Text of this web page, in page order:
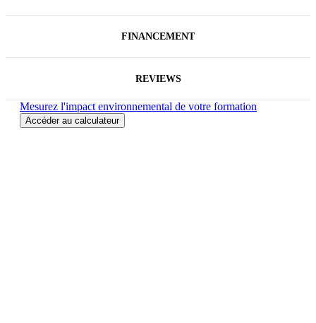
FINANCEMENT
REVIEWS
Mesurez l'impact environnemental de votre formation
Accéder au calculateur